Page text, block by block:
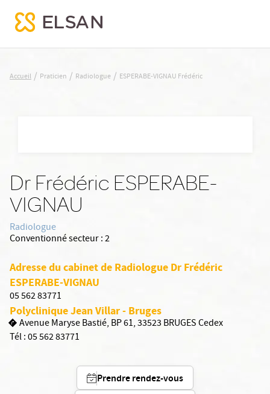
ESPERABE-VIGNAU Frédéric
Accueil / Praticien / Radiologue / ESPERABE-VIGNAU Frédéric
Dr Frédéric ESPERABE-
VIGNAU
Radiologue
Conventionné secteur :2
Adresse du cabinet de Radiologue Dr Frédéric
ESPERABE-VIGNAU
05 562 83771
Polyclinique Jean Villar - Bruges
Avenue Maryse Bastié, BP 61, 33523 BRUGES Cedex
Tél :05 562 83771
Prendre rendez-vous